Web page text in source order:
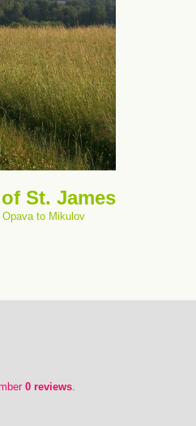
St. James
Opava to Mikulov
0 reviews.